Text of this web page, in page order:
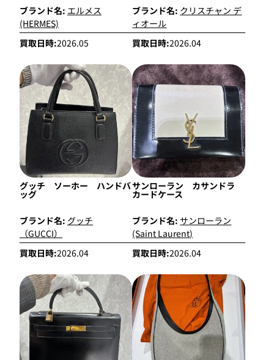
ブランド名: エルメス
(HERMES)
買取日時:2026.05
ブランド名: クリスチャン デ
ィオール
買取日時:2026.04
グッチ ソーホー ハンドバ
ッグ
ブランド名: グッチ
（GUCCI）
買取日時:2026.04
サンローラン カサンドラ
カードケース
ブランド名: サンローラン
(Saint Laurent)
買取日時:2026.04